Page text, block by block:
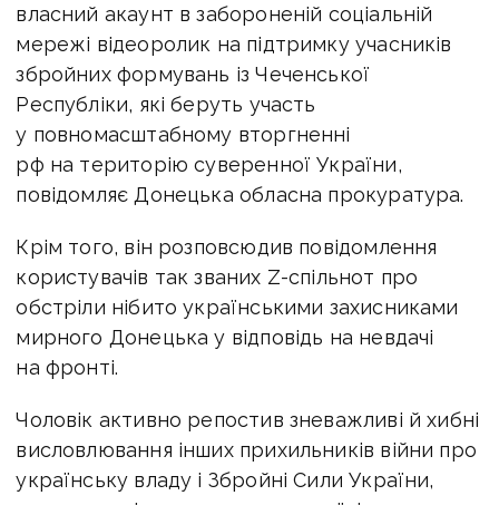
власний акаунт в забороненій соціальній
мережі відеоролик на підтримку учасників
збройних формувань із Чеченської
Республіки, які беруть участь
у повномасштабному вторгненні
рф на територію суверенної України,
повідомляє Донецька обласна прокуратура.
Крім того, він розповсюдив повідомлення
користувачів так званих Z-спільнот про
обстріли нібито українськими захисниками
мирного Донецька у відповідь на невдачі
на фронті.
Чоловік активно репостив зневажливі й хибні
висловлювання інших прихильників війни про
українську владу і Збройні Сили України,